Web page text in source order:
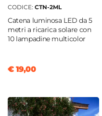
CODICE: CTN-2ML
Catena luminosa LED da 5
metri a ricarica solare con
10 lampadine multicolor
€ 19,00